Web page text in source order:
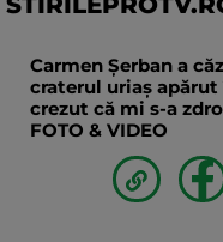
Carmen Șerban a
craterul uriaș
crezut că mi s-a
FOTO & VIDEO